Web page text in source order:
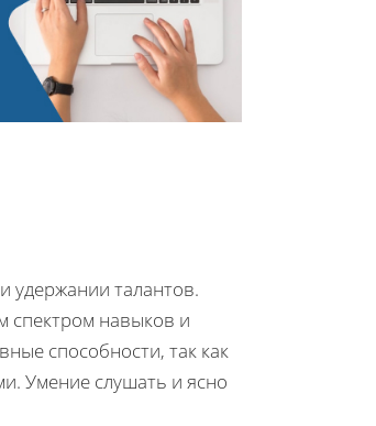
удержании талантов.
спектром навыков и
способности, так как
Умение слушать и ясно